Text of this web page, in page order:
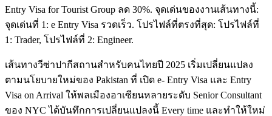
Entry Visa for Tourist Group ลด 30%. จุดเด่นของงานเส้นทางนี้:
จุดเด่นที่ 1: e Entry Visa รวดเร็ว. โปรไฟล์ที่ตรงที่สุด: โปรไฟล์ที่
1: Trader, โปรไฟล์ที่ 2: Engineer.
เส้นทางวีซ่าปากีสถานสำหรับคนไทยปี 2025 เริ่มเปลี่ยนแปลง
ตามนโยบายใหม่ของ Pakistan ที่ เปิด e- Entry Visa และ Entry
Visa on Arrival ให้พลเมืองอาเซียนหลายระดับ Senior Consultant
ของ NYC ได้บันทึกการเปลี่ยนแปลงนี้ Every time และทำให้ใหม่